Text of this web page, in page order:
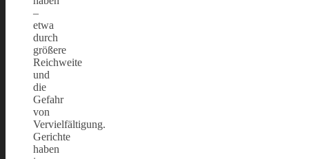
–
etwa
durch
größere
Reichweite
und
die
Gefahr
von
Vervielfältigung.
Gerichte
haben